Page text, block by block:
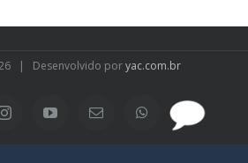
| Desenvolvido poryac.com.br
InstagramYouTubeEmail WhatsApp
SAC